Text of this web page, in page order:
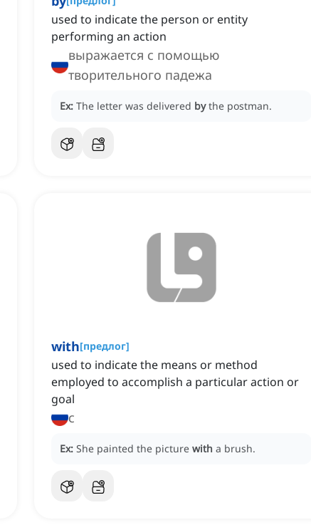
used to indicate the person or entity
performing an action
выражается с помощью
творительного падежа
Ex: The letter was delivered by the postman.
with[предлог]
used to indicate the means or method
employed to accomplish a particular action or
goal
с
Ex: She painted the picture with a brush.